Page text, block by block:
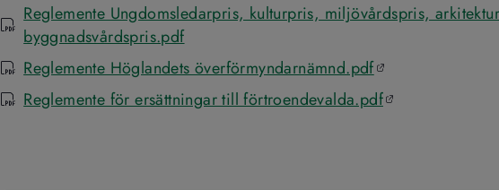
pdf
Reglemente Ungdomsledarpris, kulturpris, miljövårdspris,
byggnadsvårdspris.pdf
pdfReglemente Höglandets överförmyndarnämnd.pdfÖppnas i en ny flik
pdfReglemente för ersättningar till förtroendevalda.pdfÖppnas i en ny